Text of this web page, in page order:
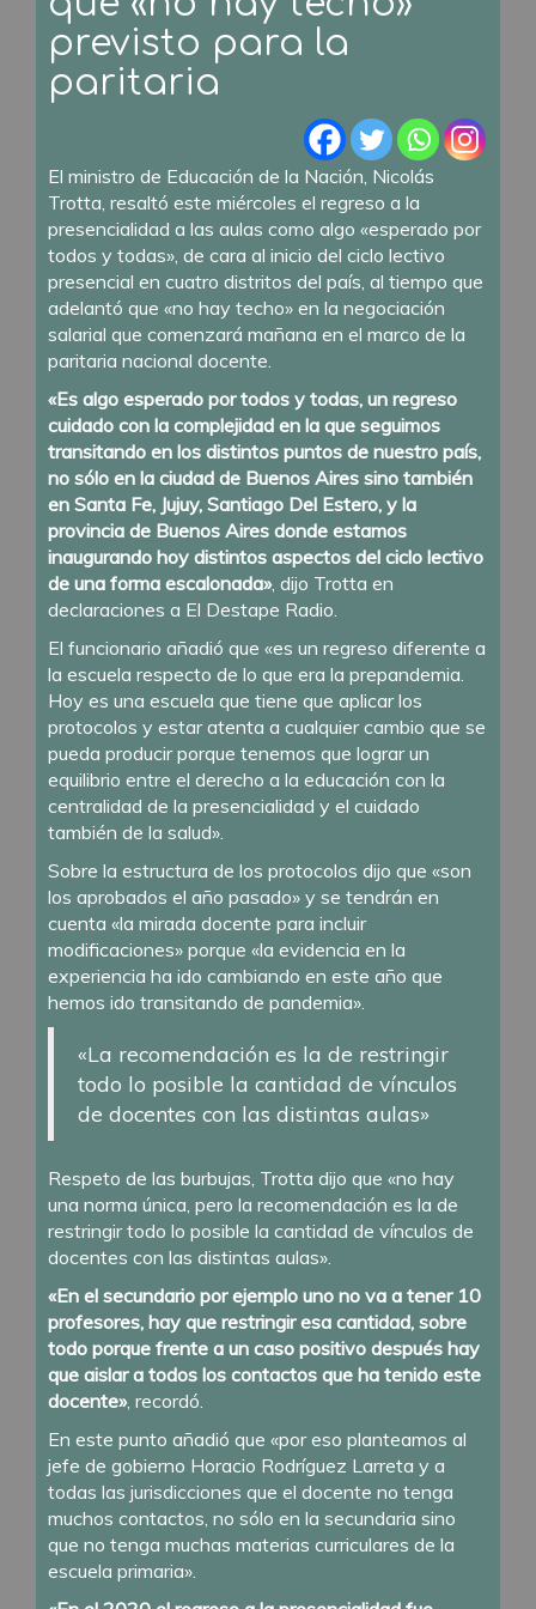
previsto para la
paritaria
El ministro de Educación de la Nación, Nicolás
Trotta, resaltó este miércoles el regreso a la
presencialidad a las aulas como algo «esperado por
todos y todas», de cara al inicio del ciclo lectivo
presencial en cuatro distritos del país, al tiempo que
adelantó que «no hay techo» en la negociación
salarial que comenzará mañana en el marco de la
paritaria nacional docente.
«Es algo esperado por todos y todas, un regreso
cuidado con la complejidad en la que seguimos
transitando en los distintos puntos de nuestro país,
no sólo en la ciudad de Buenos Aires sino también
en Santa Fe, Jujuy, Santiago Del Estero, y la
provincia de Buenos Aires donde estamos
inaugurando hoy distintos aspectos del ciclo lectivo
de una forma escalonada», dijo Trotta en
declaraciones a El Destape Radio.
El funcionario añadió que «es un regreso diferente a
la escuela respecto de lo que era la prepandemia.
Hoy es una escuela que tiene que aplicar los
protocolos y estar atenta a cualquier cambio que se
pueda producir porque tenemos que lograr un
equilibrio entre el derecho a la educación con la
centralidad de la presencialidad y el cuidado
también de la salud».
Sobre la estructura de los protocolos dijo que «son
los aprobados el año pasado» y se tendrán en
cuenta «la mirada docente para incluir
modificaciones» porque «la evidencia en la
experiencia ha ido cambiando en este año que
hemos ido transitando de pandemia».
«La recomendación es la de restringir
todo lo posible la cantidad de vínculos
de docentes con las distintas aulas»
Respeto de las burbujas, Trotta dijo que «no hay
una norma única, pero la recomendación es la de
restringir todo lo posible la cantidad de vínculos de
docentes con las distintas aulas».
«En el secundario por ejemplo uno no va a tener 10
profesores, hay que restringir esa cantidad, sobre
todo porque frente a un caso positivo después hay
que aislar a todos los contactos que ha tenido este
docente», recordó.
En este punto añadió que «por eso planteamos al
jefe de gobierno Horacio Rodríguez Larreta y a
todas las jurisdicciones que el docente no tenga
muchos contactos, no sólo en la secundaria sino
que no tenga muchas materias curriculares de la
escuela primaria».